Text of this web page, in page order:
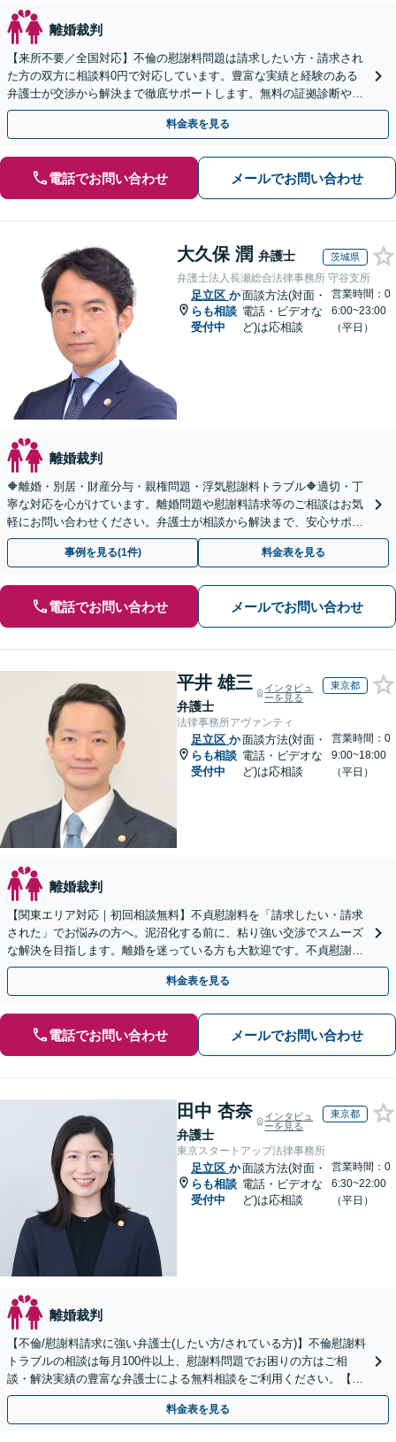
離婚裁判
【来所不要／全国対応】不倫の慰謝料問題は請求したい方・請求され
た方の双方に相談料0円で対応しています。豊富な実績と経験のある
弁護士が交渉から解決まで徹底サポートします。無料の証拠診断や着
手金の返還保証もありますので安心してご相談ください。
料金表を見る
電話でお問い合わせ メールでお問い合わせ
大久保 潤 弁護士 茨城県
弁護士法人長瀬総合法律事務所 守谷支所
足立区 か
らも相談
受付中
面談方法(対面・
電話・ビデオな
ど)は応相談
営業時間：0
6:00~23:00
（平日）
離婚裁判
🔶離婚・別居・財産分与・親権問題・浮気慰謝料トラブル🔶適切・丁
寧な対応を心がけています。離婚問題や慰謝料請求等のご相談はお気
軽にお問い合わせください。弁護士が相談から解決まで、安心サポー
トいたします。◤完全予約制・初回法律相談無料◢
事例を見る(1件) 料金表を見る
電話でお問い合わせ メールでお問い合わせ
平井 雄三
弁護士
インタビュ
ーを見る
東京都
法律事務所アヴァンティ
足立区 か
らも相談
受付中
面談方法(対面・
電話・ビデオな
ど)は応相談
営業時間：0
9:00~18:00
（平日）
離婚裁判
【関東エリア対応｜初回相談無料】不貞慰謝料を「請求したい・請求
された」でお悩みの方へ。泥沼化する前に、粘り強い交渉でスムーズ
な解決を目指します。離婚を迷っている方も大歓迎です。不貞慰謝料
請求に強い弁護士にお任せください！【夜間や休日相談可】
料金表を見る
電話でお問い合わせ メールでお問い合わせ
田中 杏奈
弁護士
インタビュ
ーを見る
東京都
東京スタートアップ法律事務所
足立区 か
らも相談
受付中
面談方法(対面・
電話・ビデオな
ど)は応相談
営業時間：0
6:30~22:00
（平日）
離婚裁判
【不倫/慰謝料請求に強い弁護士(したい方/されている方)】不倫慰謝料
トラブルの相談は毎月100件以上、慰謝料問題でお困りの方はご相
談・解決実績の豊富な弁護士による無料相談をご利用ください。【不
倫相談は初回0円】【全国対応】
料金表を見る